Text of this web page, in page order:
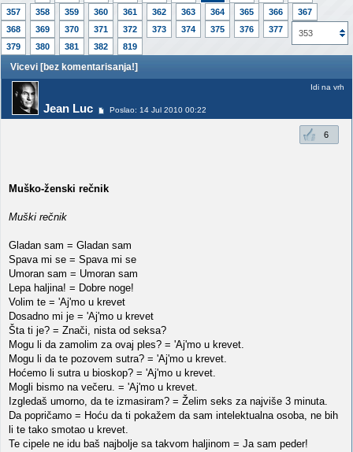
357
358 359 360 361 362 363 364 365 366
367
368
369 370 371 372 373 374 375 376 377
378
379
380 381 382 819
353
Vicevi [bez komentarisanja!]
Jean Luc Poslao: 14 Jul 2010 00:22
Idi na vrh
6
Muško-ženski rečnik
Muški rečnik
Gladan sam = Gladan sam
Spava mi se = Spava mi se
Umoran sam = Umoran sam
Lepa haljina! = Dobre noge!
Volim te = 'Aj'mo u krevet
Dosadno mi je = 'Aj'mo u krevet
Šta ti je? = Znači, nista od seksa?
Mogu li da zamolim za ovaj ples? = 'Aj'mo u krevet.
Mogu li da te pozovem sutra? = 'Aj'mo u krevet.
Hoćemo li sutra u bioskop? = 'Aj'mo u krevet.
Mogli bismo na večeru. = 'Aj'mo u krevet.
Izgledaš umorno, da te izmasiram? = Želim seks za najviše 3 minuta.
Da popričamo = Hoću da ti pokažem da sam intelektualna osoba, ne bih
li te tako smotao u krevet.
Te cipele ne idu baš najbolje sa takvom haljinom = Ja sam peder!